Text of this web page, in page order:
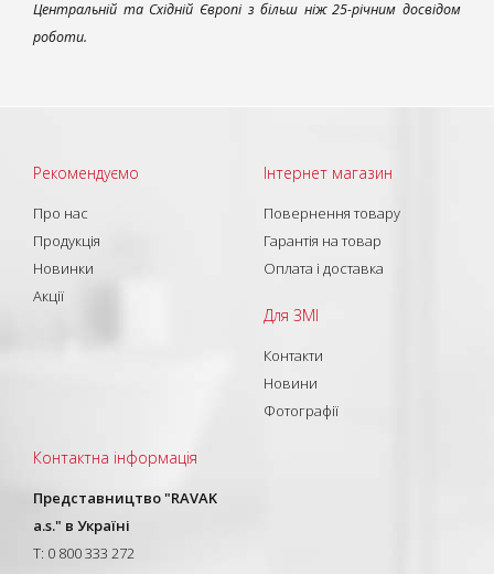
Центральній та Східній Європі з більш ніж 25-річним досвідом
роботи.
Рекомендуємо
Про нас
Продукція
Новинки
Акції
Інтернет магазин
Повернення товару
Гарантія на товар
Оплата і доставка
Для ЗМІ
Контакти
Новини
Фотографії
Контактна інформація
Представництво "RAVAK
a.s." в Україні
T: 0 800 333 272